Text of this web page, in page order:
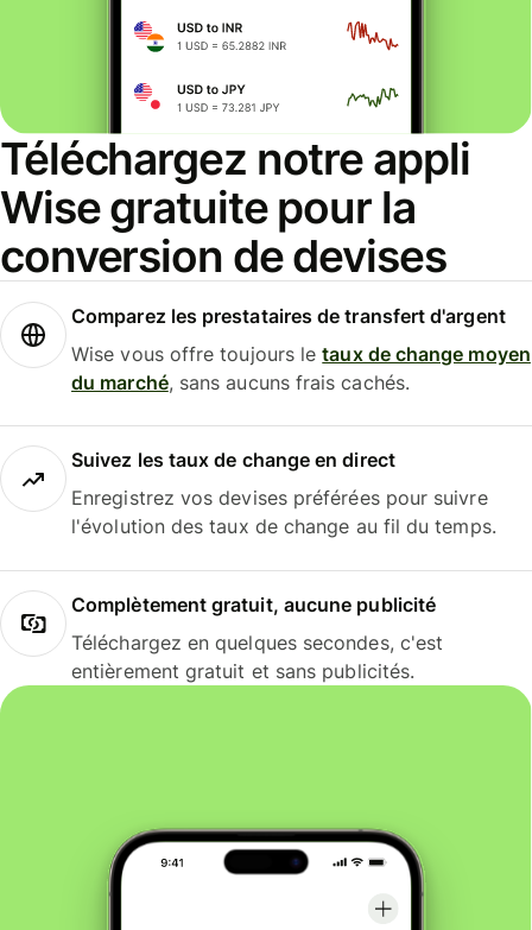
Téléchargez notre appli
Wise gratuite pour la
conversion de devises
Comparez les prestataires de transfert d'argent
Wise vous offre toujours letaux de change moyen
du marché, sans aucuns frais cachés.
Suivez les taux de change en direct
Enregistrez vos devises préférées pour suivre
l'évolution des taux de change au fil du temps.
Complètement gratuit, aucune publicité
Téléchargez en quelques secondes, c'est
entièrement gratuit et sans publicités.